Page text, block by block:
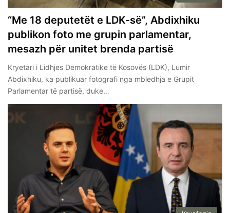
“Me 18 deputetët e LDK-së”, Abdixhiku
publikon foto me grupin parlamentar,
mesazh për unitet brenda partisë
Kryetari i Lidhjes Demokratike të Kosovës (LDK), Lumir
Abdixhiku, ka publikuar fotografi nga mbledhja e Grupit
Parlamentar të partisë, duke…